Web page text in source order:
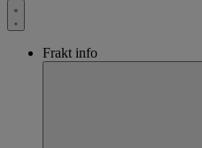
Frakt info